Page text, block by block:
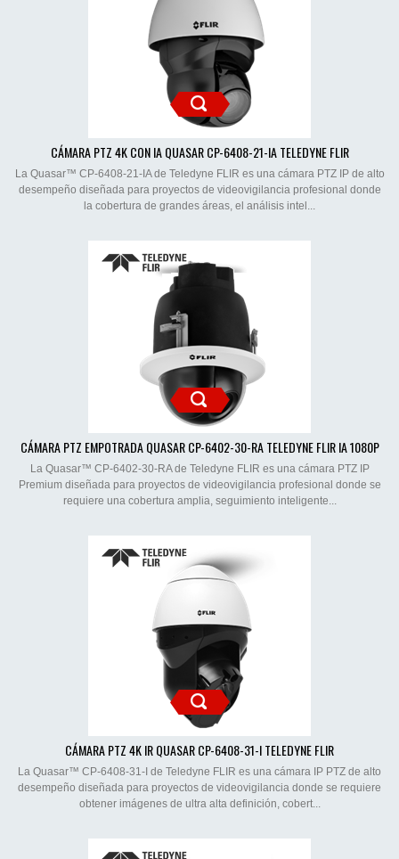
CÁMARA PTZ 4K CON IA QUASAR CP-6408-21-IA TELEDYNE FLIR
La Quasar™ CP-6408-21-IA de Teledyne FLIR es una cámara PTZ IP de alto
desempeño diseñada para proyectos de videovigilancia profesional donde
la cobertura de grandes áreas, el análisis intel...
CÁMARA PTZ EMPOTRADA QUASAR CP-6402-30-RA TELEDYNE FLIR IA 1080P
La Quasar™ CP-6402-30-RA de Teledyne FLIR es una cámara PTZ IP
Premium diseñada para proyectos de videovigilancia profesional donde se
requiere una cobertura amplia, seguimiento inteligente...
CÁMARA PTZ 4K IR QUASAR CP-6408-31-I TELEDYNE FLIR
La Quasar™ CP-6408-31-I de Teledyne FLIR es una cámara IP PTZ de alto
desempeño diseñada para proyectos de videovigilancia donde se requiere
obtener imágenes de ultra alta definición, cobert...